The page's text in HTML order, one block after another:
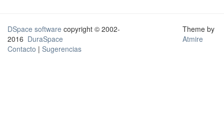
DSpace software copyright © 2002-
2016 DuraSpace
Contacto | Sugerencias
Theme by
Atmire